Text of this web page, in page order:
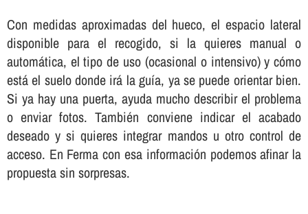
Con medidas aproximadas del hueco, el espacio lateral
disponible para el recogido, si la quieres manual o
automática, el tipo de uso (ocasional o intensivo) y cómo
está el suelo donde irá la guía, ya se puede orientar bien.
Si ya hay una puerta, ayuda mucho describir el problema
o enviar fotos. También conviene indicar el acabado
deseado y si quieres integrar mandos u otro control de
acceso. En Ferma con esa información podemos afinar la
propuesta sin sorpresas.